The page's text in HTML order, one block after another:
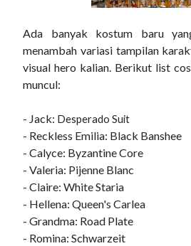
Ada banyak kostum baru
menambah variasi tampilan
visual hero kalian. Berikut list
muncul:
- Jack: Desperado Suit
- Reckless Emilia: Black Banshee
- Calyce: Byzantine Core
- Valeria: Pijenne Blanc
- Claire: White Staria
- Hellena: Queen's Carlea
- Grandma: Road Plate
- Romina: Schwarzeit